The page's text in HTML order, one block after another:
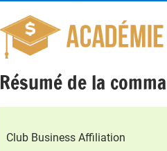
Résumé de la
Club Business Affiliation